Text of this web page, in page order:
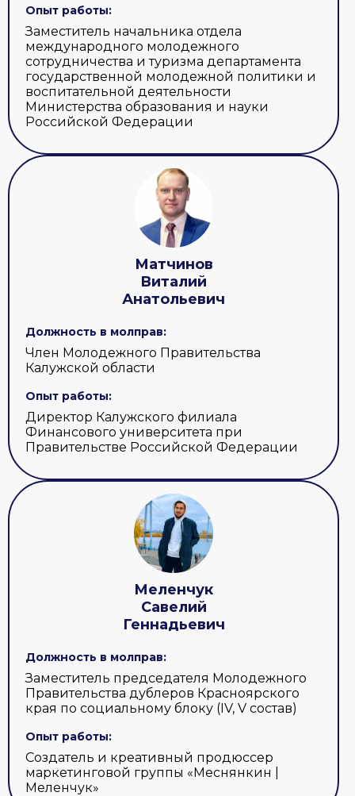
Опыт работы:
Заместитель начальника отдела
международного молодежного
сотрудничества и туризма департамента
государственной молодежной политики и
воспитательной деятельности
Министерства образования и науки
Российской Федерации
Матчинов
Виталий
Анатольевич
Должность в молправ:
Член Молодежного Правительства
Калужской области
Опыт работы:
Директор Калужского филиала
Финансового университета при
Правительстве Российской Федерации
Меленчук
Савелий
Геннадьевич
Должность в молправ:
Заместитель председателя Молодежного
Правительства дублеров Красноярского
края по социальному блоку (IV, V состав)
Опыт работы:
Создатель и креативный продюссер
маркетинговой группы «Меснянкин |
Меленчук»